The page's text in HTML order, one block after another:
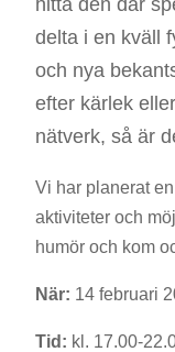
delta i en kväll
och nya
efter kärlek
nätverk, så är
Vi har planerat
aktiviteter och
humör och kom
När: 14 februari
Tid: kl. 17.00-